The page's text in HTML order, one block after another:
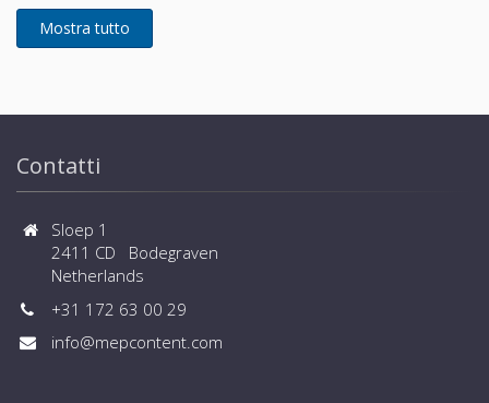
Contatti
Sloep 1
2411 CD Bodegraven
Netherlands
+31 172 63 00 29
info@mepcontent.com